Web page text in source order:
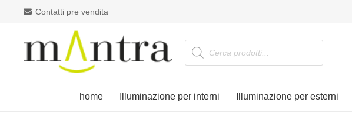
Contatti pre vendita
Products
search
home Illuminazione per interni Illuminazione per esterni